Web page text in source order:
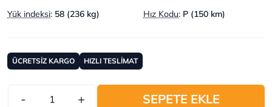
Yük indeksi: 58 (236 kg) Hız Kodu: P (150 km)
ÜCRETSİZ KARGO HIZLI TESLİMAT
- + SEPETE EKLE